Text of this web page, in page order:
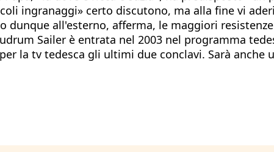
ingranaggi» certo discutono, ma alla fine vi
dunque all'esterno, afferma, le maggiori
Sailer è entrata nel 2003 nel programma
la tv tedesca gli ultimi due conclavi. Sarà anche